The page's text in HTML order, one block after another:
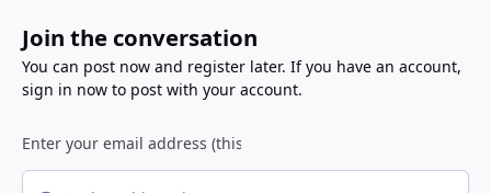
Join the conversation
You can post now and register later. If you have an account,
sign in nowto post with your account.